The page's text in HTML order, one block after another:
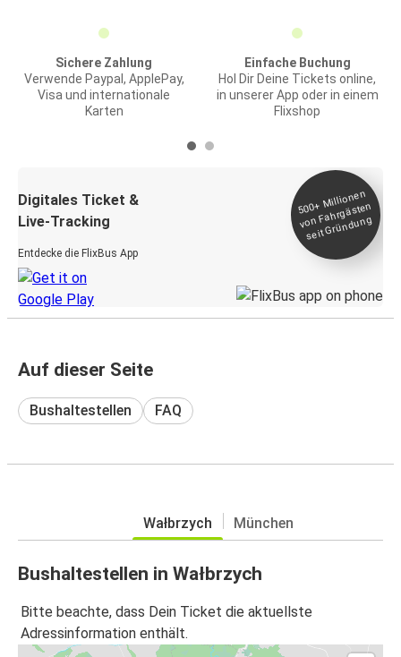
Sichere Zahlung
Verwende Paypal, ApplePay,
Visa und internationale
Karten
Einfache Buchung
Hol Dir Deine Tickets online,
in unserer App oder in einem
Flixshop
Digitales Ticket &
Live-Tracking
Entdecke die FlixBus App
500+
Millionen
von Fahrgästen
seit
Gründung
Auf dieser Seite
Bushaltestellen FAQ
Wałbrzych München
Bushaltestellen in Wałbrzych
Bitte beachte, dass Dein Ticket die aktuellste
Adressinformation enthält.